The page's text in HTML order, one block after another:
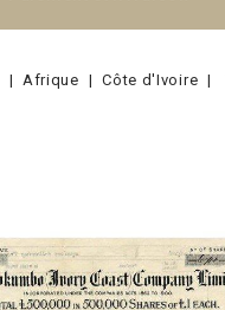
Afrique Côte d'Ivoire